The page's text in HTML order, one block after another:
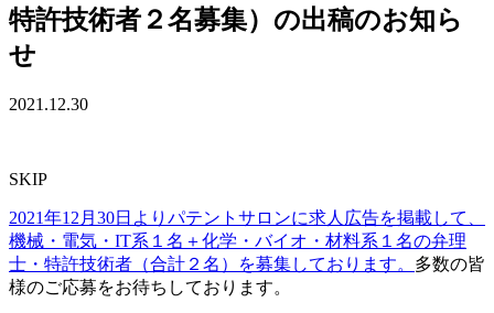
特許技術者２名募集）の出稿のお知ら
せ
2021.12.30
SKIP
2021年12月30日よりパテントサロンに求人広告を掲載して、
機械・電気・IT系１名＋化学・バイオ・材料系１名の弁理
士・特許技術者（合計２名）を募集しております。 多数の皆
様のご応募をお待ちしております。